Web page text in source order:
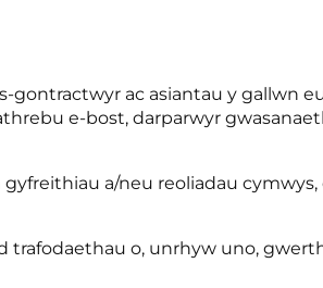
ac asiantau y gallwn
e-bost, darparwyr
a/neu reoliadau
o, unrhyw uno,